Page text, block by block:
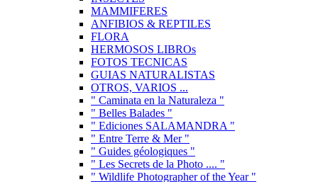
MAMMIFERES
ANFIBIOS & REPTILES
FLORA
HERMOSOS LIBROs
FOTOS TECNICAS
GUIAS NATURALISTAS
OTROS, VARIOS ...
" Caminata en la Naturaleza "
" Belles Balades "
" Ediciones SALAMANDRA "
" Entre Terre & Mer "
" Guides géologiques "
" Les Secrets de la Photo .... "
" Wildlife Photographer of the Year "